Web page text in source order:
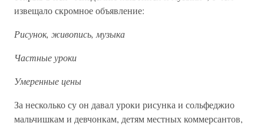
извещало скромное объявление:
Рисунок, живопись, музыка
Частные уроки
Умеренные цены
За несколько су он давал уроки рисунка и сольфеджио
мальчишкам и девчонкам, детям местных коммерсантов,